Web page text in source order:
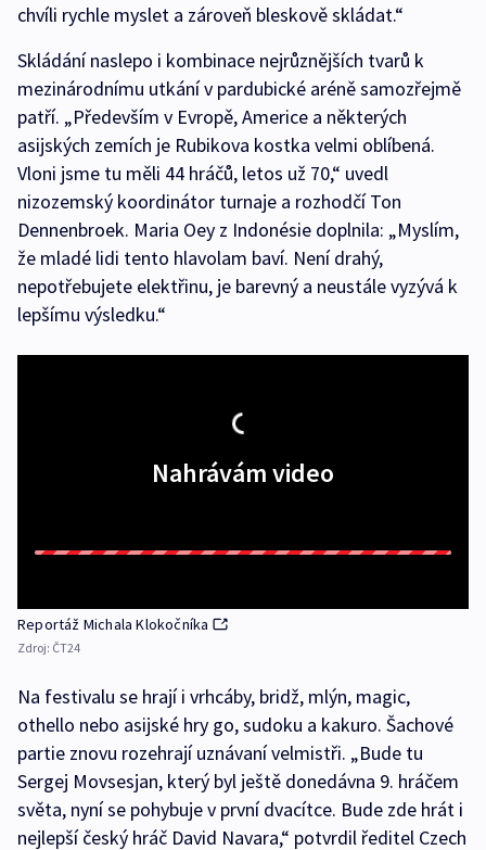
chvíli rychle myslet a zároveň bleskově skládat.“
Skládání naslepo i kombinace nejrůznějších tvarů k
mezinárodnímu utkání v pardubické aréně samozřejmě
patří. „Především v Evropě, Americe a některých
asijských zemích je Rubikova kostka velmi oblíbená.
Vloni jsme tu měli 44 hráčů, letos už 70,“ uvedl
nizozemský koordinátor turnaje a rozhodčí Ton
Dennenbroek. Maria Oey z Indonésie doplnila: „Myslím,
že mladé lidi tento hlavolam baví. Není drahý,
nepotřebujete elektřinu, je barevný a neustále vyzývá k
lepšímu výsledku.“
Nahrávám video
Reportáž Michala Klokočníka
Zdroj: ČT24
Na festivalu se hrají i vrhcáby, bridž, mlýn, magic,
othello nebo asijské hry go, sudoku a kakuro. Šachové
partie znovu rozehrají uznávaní velmistři. „Bude tu
Sergej Movsesjan, který byl ještě donedávna 9. hráčem
světa, nyní se pohybuje v první dvacítce. Bude zde hrát i
nejlepší český hráč David Navara,“ potvrdil ředitel Czech